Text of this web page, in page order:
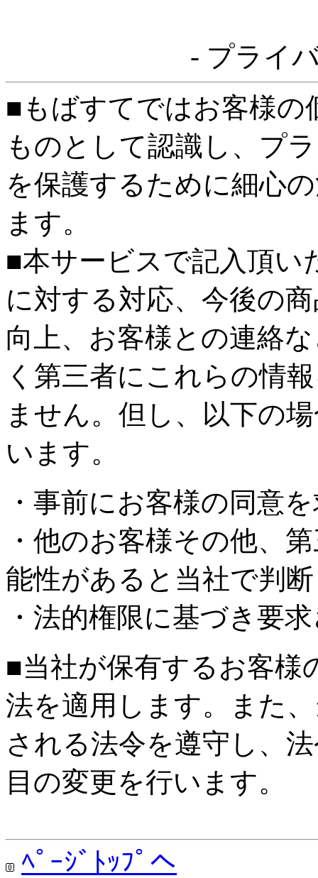
- プライ
■もばすてではお客様の
ものとして認識し、プ
を保護するために細心
ます。
■本サービスで記入頂い
に対する対応、今後の
向上、お客様との連絡
く第三者にこれらの情
ません。但し、以下の
います。
・事前にお客様の同意
・他のお客様その他、
能性があると当社で判
・法的権限に基づき要
■当社が保有するお客様
法を適用します。また
される法令を遵守し、
目の変更を行います。
ﾍﾟｰｼﾞﾄｯﾌﾟへ